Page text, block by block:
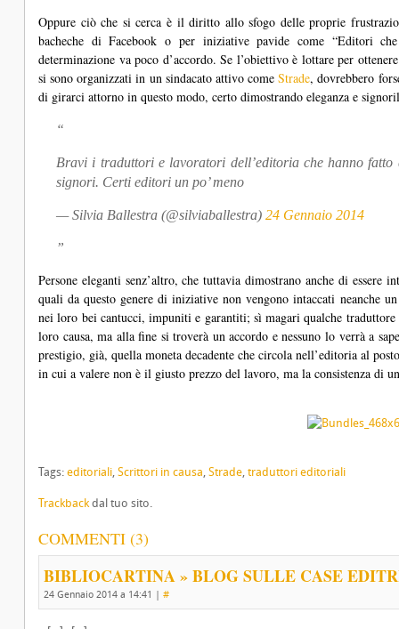
Oppure ciò che si cerca è il diritto allo sfogo delle proprie
bacheche di Facebook o per iniziative pavide come “Editori
determinazione va poco d’accordo. Se l’obiettivo è lottare per
si sono organizzati in un sindacato attivo comeStrade, dovrebbero
di girarci attorno in questo modo, certo dimostrando eleganza e
Bravi i traduttori e lavoratori dell’editoria che hanno fatto
signori. Certi editori un po’ meno
— Silvia Ballestra (@silviaballestra) 24 Gennaio 2014
Persone eleganti senz’altro, che tuttavia dimostrano anche di essere
quali da questo genere di iniziative non vengono intaccati neanche
nei loro bei cantucci, impuniti e garantiti; sì magari qualche traduttore
loro causa, ma alla fine si troverà un accordo e nessuno lo verrà a
prestigio, già, quella moneta decadente che circola nell’editoria al
in cui a valere non è il giusto prezzo del lavoro, ma la consistenza di
Tags: editoriali, Scrittori in causa, Strade, traduttori editoriali
Trackbackdal tuo sito.
COMMENTI (3)
BIBLIOCARTINA » BLOG SULLE CASE
24 Gennaio 2014 a 14:41 | #